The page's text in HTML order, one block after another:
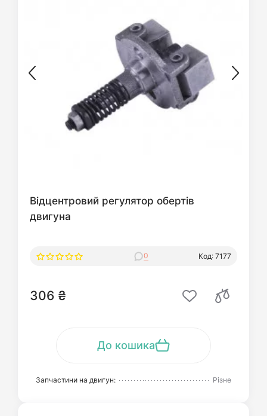
Відцентровий регулятор обертів
двигуна
0 Код: 7177
306 ₴
До кошика
Запчастини на двигун: Різне